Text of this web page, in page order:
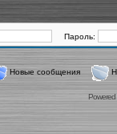
Пароль:
Новые сообщения